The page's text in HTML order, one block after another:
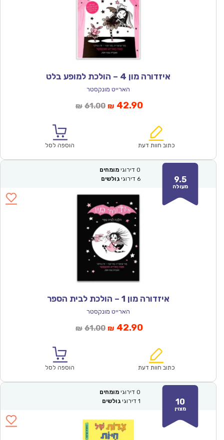
איזדורה מון 4 – הולכת למופע בלט
הארייט מונקסטר
₪ 61.00המחיר
₪61.00.
₪ 42.90המחיר
הוא:
כתוב חוות דעת הוספה לסל
9.5
מעולה
0 דירוגי מומחים
6 דירוגי גולשים
איזדורה מון 1 – הולכת לבית הספר
הארייט מונקסטר
₪ 61.00המחיר
₪61.00.
₪ 42.90המחיר
הוא:
כתוב חוות דעת הוספה לסל
10
מצוין
0 דירוגי מומחים
1 דירוגי גולשים